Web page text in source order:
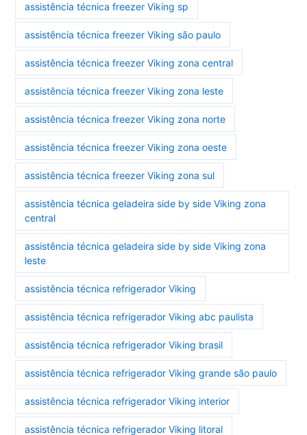
assistência técnica freezer Viking sp
assistência técnica freezer Viking são paulo
assistência técnica freezer Viking zona central
assistência técnica freezer Viking zona leste
assistência técnica freezer Viking zona norte
assistência técnica freezer Viking zona oeste
assistência técnica freezer Viking zona sul
assistência técnica geladeira side by side Viking zona
central
assistência técnica geladeira side by side Viking zona
leste
assistência técnica refrigerador Viking
assistência técnica refrigerador Viking abc paulista
assistência técnica refrigerador Viking brasil
assistência técnica refrigerador Viking grande são paulo
assistência técnica refrigerador Viking interior
assistência técnica refrigerador Viking litoral